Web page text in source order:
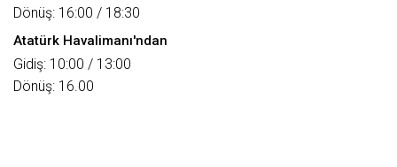
Dönüş: 16:00 / 18:30
Atatürk Havalimanı'ndan
Gidiş: 10:00 / 13:00
Dönüş: 16.00